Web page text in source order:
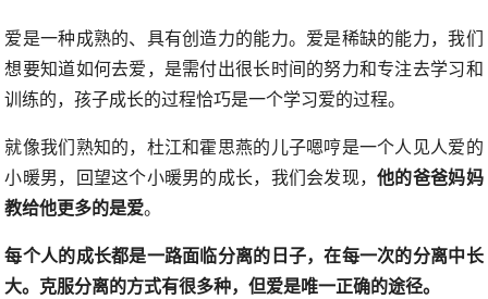
爱是一种成熟的、具有创造力的能力。爱是稀缺的能力，我们
想要知道如何去爱，是需付出很长时间的努力和专注去学习和
训练的，孩子成长的过程恰巧是一个学习爱的过程。
就像我们熟知的，杜江和霍思燕的儿子嗯哼是一个人见人爱的
小暖男，回望这个小暖男的成长，我们会发现，他的爸爸妈妈
教给他更多的是爱。
每个人的成长都是一路面临分离的日子，在每一次的分离中长
大。克服分离的方式有很多种，但爱是唯一正确的途径。